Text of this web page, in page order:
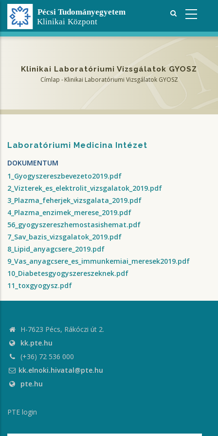
Ugrás
tartalomra
Klinikai Laboratóriumi Vizsgálatok GYOSZ
Címlap - Klinikai Laboratóriumi Vizsgálatok GYOSZ
Laboratóriumi Medicina Intézet
DOKUMENTUM
1_Gyogyszereszbevezeto2019.pdf
2_Vizterek_es_elektrolit_vizsgalatok_2019.pdf
3_Plazma_feherjek_vizsgalata_2019.pdf
4_Plazma_enzimek_merese_2019.pdf
56_gyogyszereszhemostasishemat.pdf
7_Sav_bazis_vizsgalatok_2019.pdf
8_Lipid_anyagcsere_2019.pdf
9_Vas_anyagcsere_es_immunkemiai_meresek2019.pdf
10_Diabetesgyogyszereszeknek.pdf
11_toxgyogysz.pdf
H-7623 Pécs, Rákóczi út 2.
kk.pte.hu
(+36) 72 536 000
kk.elnoki.hivatal@pte.hu
pte.hu
PTE login